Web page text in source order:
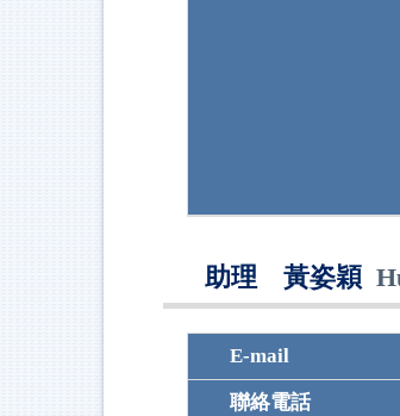
助理 黃姿穎
E-mail
聯絡電話